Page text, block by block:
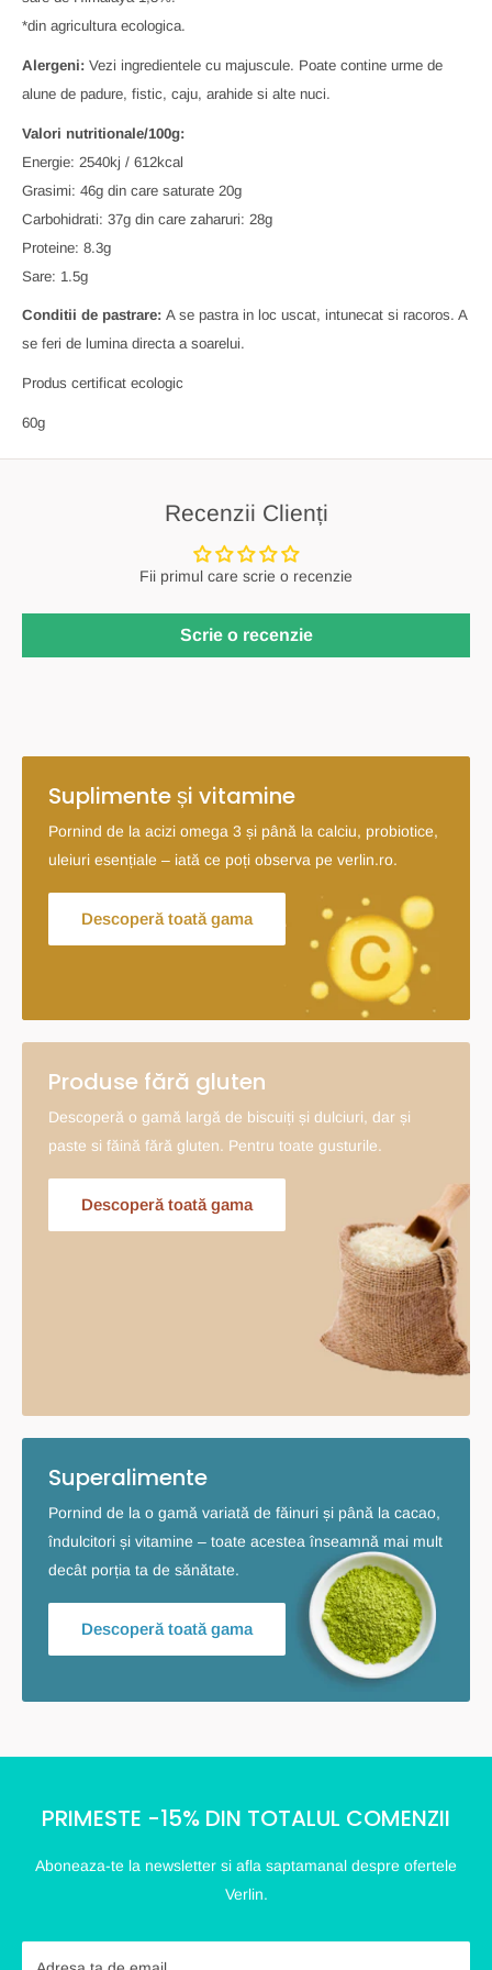
*din agricultura ecologica.
Alergeni: Vezi ingredientele cu majuscule. Poate contine urme de
alune de padure, fistic, caju, arahide si alte nuci.
Valori nutritionale/100g:
Energie: 2540kj / 612kcal
Grasimi: 46g din care saturate 20g
Carbohidrati: 37g din care zaharuri: 28g
Proteine: 8.3g
Sare: 1.5g
Conditii de pastrare: A se pastra in loc uscat, intunecat si racoros. A
se feri de lumina directa a soarelui.
Produs certificat ecologic
60g
Recenzii Clienți
Fii primul care scrie o recenzie
Scrie o recenzie
Suplimente și vitamine
Pornind de la acizi omega 3 și până la calciu, probiotice,
uleiuri esențiale – iată ce poți observa pe verlin.ro.
Descoperă toată gama
Produse fără gluten
Descoperă o gamă largă de biscuiți și dulciuri, dar și
paste si făină fără gluten. Pentru toate gusturile.
Descoperă toată gama
Superalimente
Pornind de la o gamă variată de făinuri și până la cacao,
îndulcitori și vitamine – toate acestea înseamnă mai mult
decât porția ta de sănătate.
Descoperă toată gama
PRIMESTE -15% DIN TOTALUL COMENZII
Aboneaza-te la newsletter si afla saptamanal despre ofertele
Verlin.